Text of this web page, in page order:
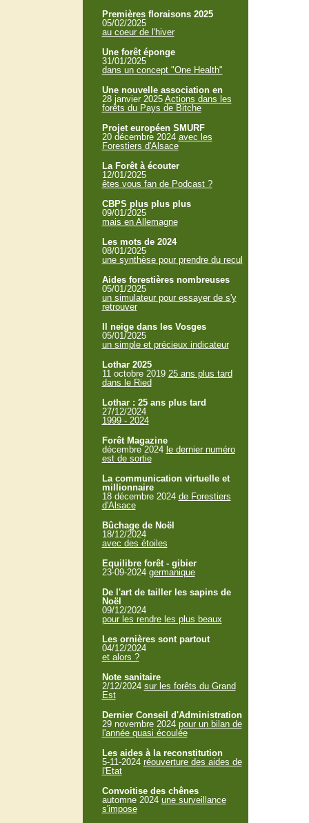
Premières floraisons 2025
05/02/2025
au coeur de l'hiver
Une forêt éponge
31/01/2025
dans un concept "One Health"
Une nouvelle association en
28 janvier 2025 Actions dans les
forêts du Pays de Bitche
Projet européen SMURF
20 décembre 2024 avec les
Forestiers d'Alsace
La Forêt à écouter
12/01/2025
êtes vous fan de Podcast ?
CBPS plus plus plus
09/01/2025
mais en Allemagne
Les mots de 2024
08/01/2025
une synthèse pour prendre du recul
Aides forestières nombreuses
05/01/2025
un simulateur pour essayer de s'y
retrouver
Il neige dans les Vosges
05/01/2025
un simple et précieux indicateur
Lothar 2025
11 octobre 2019 25 ans plus tard
dans le Ried
Lothar : 25 ans plus tard
27/12/2024
1999 - 2024
Forêt Magazine
décembre 2024 le dernier numéro
est de sortie
La communication virtuelle et
millionnaire
18 décembre 2024 de Forestiers
d'Alsace
Bûchage de Noël
18/12/2024
avec des étoiles
Equilibre forêt - gibier
23-09-2024 germanique
De l'art de tailler les sapins de
Noël
09/12/2024
pour les rendre les plus beaux
Les ornières sont partout
04/12/2024
et alors ?
Note sanitaire
2/12/2024 sur les forêts du Grand
Est
Dernier Conseil d'Administration
29 novembre 2024 pour un bilan de
l'année quasi écoulée
Les aides à la reconstitution
5-11-2024 réouverture des aides de
l'Etat
Convoitise des chênes
automne 2024 une surveillance
s'impose